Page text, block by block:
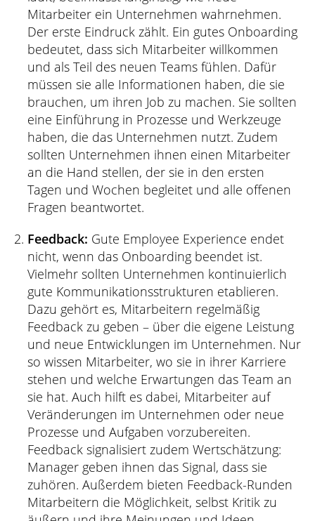
Mitarbeiter ein Unternehmen wahrnehmen.
Der erste Eindruck zählt. Ein gutes Onboarding
bedeutet, dass sich Mitarbeiter willkommen
und als Teil des neuen Teams fühlen. Dafür
müssen sie alle Informationen haben, die sie
brauchen, um ihren Job zu machen. Sie sollten
eine Einführung in Prozesse und Werkzeuge
haben, die das Unternehmen nutzt. Zudem
sollten Unternehmen ihnen einen Mitarbeiter
an die Hand stellen, der sie in den ersten
Tagen und Wochen begleitet und alle offenen
Fragen beantwortet.
Feedback: Gute Employee Experience endet
nicht, wenn das Onboarding beendet ist.
Vielmehr sollten Unternehmen kontinuierlich
gute Kommunikationsstrukturen etablieren.
Dazu gehört es, Mitarbeitern regelmäßig
Feedback zu geben – über die eigene Leistung
und neue Entwicklungen im Unternehmen. Nur
so wissen Mitarbeiter, wo sie in ihrer Karriere
stehen und welche Erwartungen das Team an
sie hat. Auch hilft es dabei, Mitarbeiter auf
Veränderungen im Unternehmen oder neue
Prozesse und Aufgaben vorzubereiten.
Feedback signalisiert zudem Wertschätzung:
Manager geben ihnen das Signal, dass sie
zuhören. Außerdem bieten Feedback-Runden
Mitarbeitern die Möglichkeit, selbst Kritik zu